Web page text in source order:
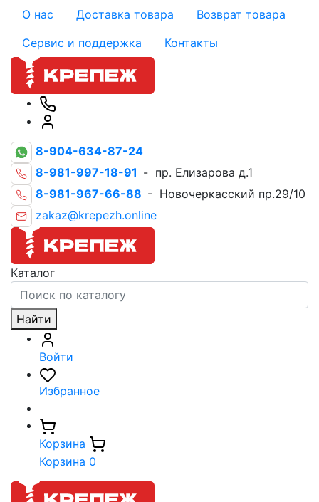
О нас Доставка товара
Возврат товара
Сервис и поддержка
Контакты
8-904-634-87-24
8-981-997-18-91 - пр. Елизарова д.1
8-981-967-66-88 - Новочеркасский пр.29/10
zakaz@krepezh.online
Каталог
Найти
Войти
Избранное
Корзина
Корзина 0